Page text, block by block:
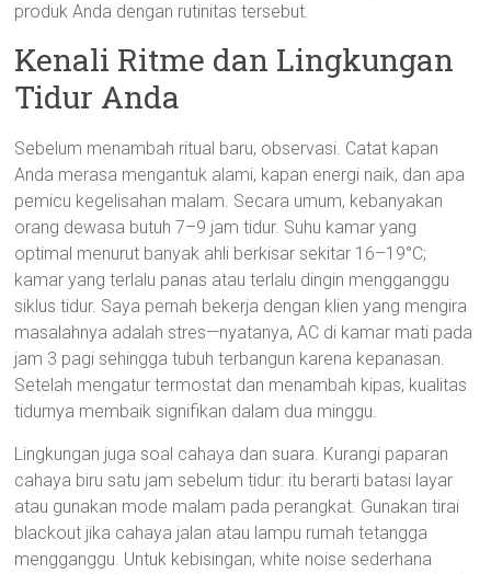
produk Anda dengan rutinitas tersebut.
Kenali Ritme dan Lingkungan
Tidur Anda
Sebelum menambah ritual baru, observasi. Catat kapan
Anda merasa mengantuk alami, kapan energi naik, dan apa
pemicu kegelisahan malam. Secara umum, kebanyakan
orang dewasa butuh 7–9 jam tidur. Suhu kamar yang
optimal menurut banyak ahli berkisar sekitar 16–19°C;
kamar yang terlalu panas atau terlalu dingin mengganggu
siklus tidur. Saya pernah bekerja dengan klien yang mengira
masalahnya adalah stres—nyatanya, AC di kamar mati pada
jam 3 pagi sehingga tubuh terbangun karena kepanasan.
Setelah mengatur termostat dan menambah kipas, kualitas
tidurnya membaik signifikan dalam dua minggu.
Lingkungan juga soal cahaya dan suara. Kurangi paparan
cahaya biru satu jam sebelum tidur: itu berarti batasi layar
atau gunakan mode malam pada perangkat. Gunakan tirai
blackout jika cahaya jalan atau lampu rumah tetangga
mengganggu. Untuk kebisingan, white noise sederhana